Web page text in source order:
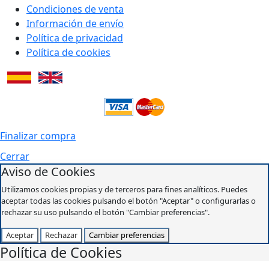
Condiciones de venta
Información de envío
Política de privacidad
Política de cookies
Finalizar compra
Cerrar
Aviso de Cookies
Utilizamos cookies propias y de terceros para fines analíticos. Puedes
aceptar todas las cookies pulsando el botón "Aceptar" o configurarlas o
rechazar su uso pulsando el botón "Cambiar preferencias".
Aceptar Rechazar Cambiar preferencias
Política de Cookies